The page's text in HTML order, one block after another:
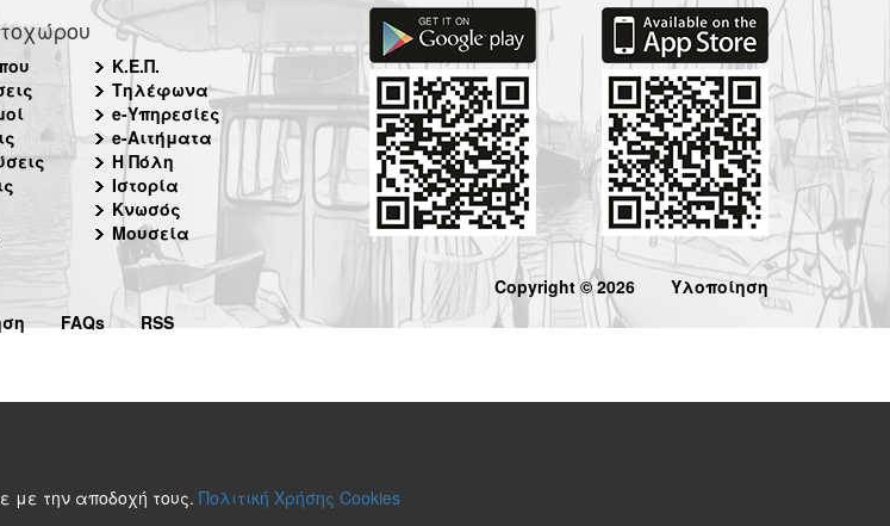
Κ.Ε.Π.
Τηλέφωνα
e-Υπηρεσίες
e-Αιτήματα
Η Πόλη
Ιστορία
Κνωσός
Μουσεία
FAQs RSS
Copyright © 2026 Υλοποίηση
με την αποδοχή τους. Πολιτική Χρήσης Cookies